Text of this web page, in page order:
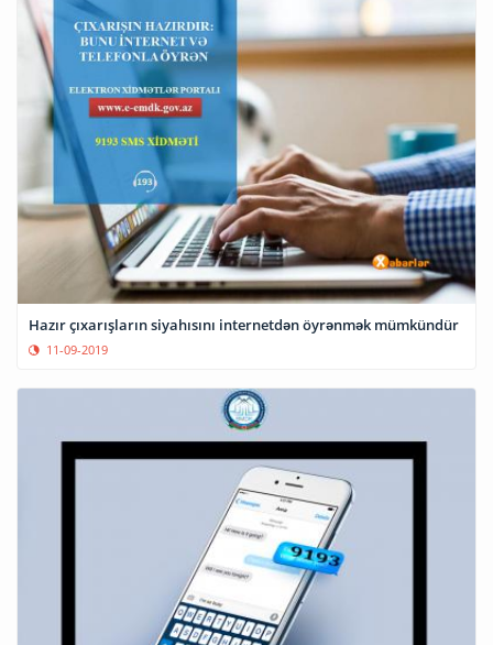
Hazır çıxarışların siyahısını internetdən öyrənmək mümkündür
11-09-2019